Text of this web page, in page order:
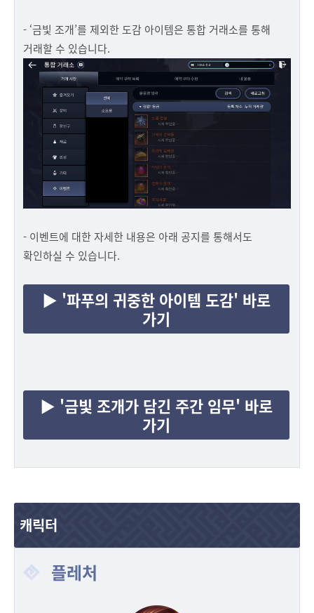
- ‘금빛 조개’를 제외한 도감 아이템은 통합 거래소를 통해
거래할 수 있습니다.
- 이벤트에 대한 자세한 내용은 아래 공지를 통해서도
확인하실 수 있습니다.
▶ '파푸의 귀중한 아이템 도감' 바로
가기
▶ '금빛 조개가 담긴 주간 임무' 바로
가기
캐릭터
플레처